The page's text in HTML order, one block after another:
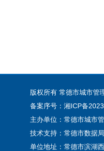
版权所有 常德市城市管
备案序号：湘ICP备
主办单位：常德市城市
技术支持：常德市数据
单位地址：常德市滨湖